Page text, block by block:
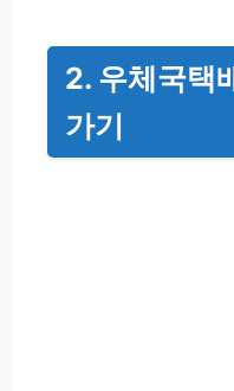
2. 우체국택
가기